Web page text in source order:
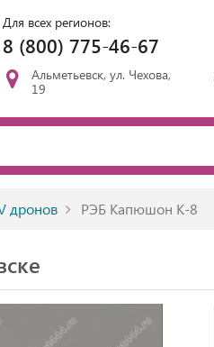
Для всех регионов:
8 (800) 775-46-67
Альметьевск, ул. Чехова,
19
дронов РЭБ Капюшон К-8